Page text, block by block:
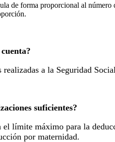
de forma proporcional al número
realizadas a la Seguridad
suficientes?
el límite máximo para la
por maternidad.